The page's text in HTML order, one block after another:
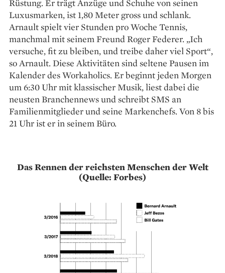
Rüstung. Er trägt Anzüge und Schuhe von seinen
Luxusmarken, ist 1,80 Meter gross und schlank.
Arnault spielt vier Stunden pro Woche Tennis,
manchmal mit seinem Freund Roger Federer. „Ich
versuche, fit zu bleiben, und treibe daher viel Sport“,
so Arnault. Diese Aktivitäten sind seltene Pausen im
Kalender des Workaholics. Er beginnt jeden Morgen
um 6:30 Uhr mit klassischer Musik, liest dabei die
neusten Branchennews und schreibt SMS an
Familienmitglieder und seine Markenchefs. Von 8 bis
21 Uhr ist er in seinem Büro.
Das Rennen der reichsten Menschen der Welt
(Quelle: Forbes)